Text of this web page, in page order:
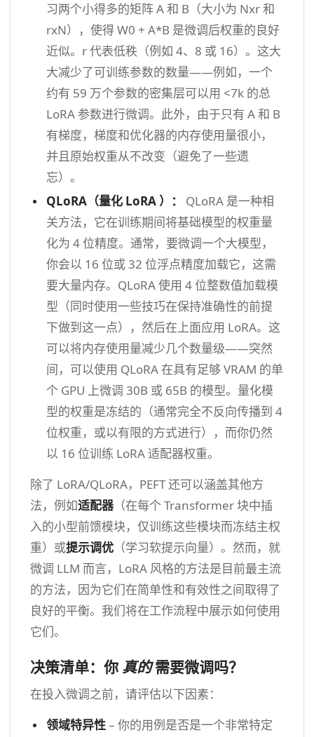
习两个小得多的矩阵 A 和 B（大小为 Nxr 和
rxN），使得 W0 + A*B 是微调后权重的良好
近似。r 代表低秩（例如 4、8 或 16）。这大
大减少了可训练参数的数量——例如，一个
约有 59 万个参数的密集层可以用 <7k 的总
LoRA 参数进行微调。此外，由于只有 A 和 B
有梯度，梯度和优化器的内存使用量很小，
并且原始权重从不改变（避免了一些遗
忘）。
QLoRA（量化 LoRA）：
QLoRA 是一种相
关方法，它在训练期间将基础模型的权重量
化为 4 位精度。通常，要微调一个大模型，
你会以 16 位或 32 位浮点精度加载它，这需
要大量内存。QLoRA 使用 4 位整数值加载模
型（同时使用一些技巧在保持准确性的前提
下做到这一点），然后在上面应用 LoRA。这
可以将内存使用量减少几个数量级——突然
间，可以使用 QLoRA 在具有足够 VRAM 的单
个 GPU 上微调 30B 或 65B 的模型。量化模
型的权重是冻结的（通常完全不反向传播到 4
位权重，或以有限的方式进行），而你仍然
以 16 位训练 LoRA 适配器权重。
除了 LoRA/QLoRA，PEFT 还可以涵盖其他方
法，例如适配器（在每个 Transformer 块中插
入的小型前馈模块，仅训练这些模块而冻结主权
重）或提示调优 （学习软提示向量）。然而，就
微调 LLM 而言，LoRA 风格的方法是目前最主流
的方法，因为它们在简单性和有效性之间取得了
良好的平衡。我们将在工作流程中展示如何使用
它们。
决策清单：你 真的需要微调吗？
在投入微调之前，请评估以下因素：
领域特异性– 你的用例是否是一个非常特定